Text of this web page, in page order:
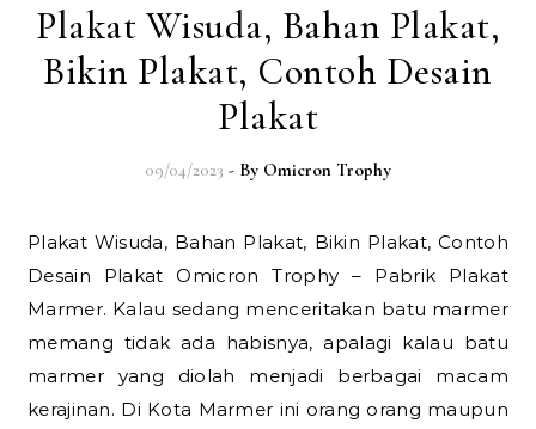
Plakat Wisuda, Bahan Plakat,
Bikin Plakat, Contoh Desain
Plakat
09/04/2023 - By Omicron Trophy
Plakat Wisuda, Bahan Plakat, Bikin Plakat, Contoh
Desain Plakat Omicron Trophy – Pabrik Plakat
Marmer. Kalau sedang menceritakan batu marmer
memang tidak ada habisnya, apalagi kalau batu
marmer yang diolah menjadi berbagai macam
kerajinan. Di Kota Marmer ini orang orang maupun